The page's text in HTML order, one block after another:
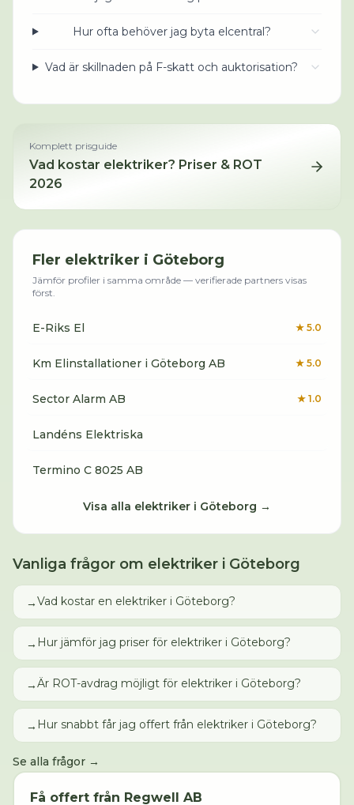
Hur ofta behöver jag byta elcentral?
Vad är skillnaden på F-skatt och auktorisation?
Komplett prisguide
Vad kostar elektriker? Priser & ROT
2026
Fler elektriker i Göteborg
Jämför profiler i samma område — verifierade partners visas
först.
E-Riks El ★ 5.0
Km Elinstallationer i Göteborg AB ★ 5.0
Sector Alarm AB ★ 1.0
Landéns Elektriska
Termino C 8025 AB
Visa alla elektriker i Göteborg →
Vanliga frågor om elektriker i Göteborg
→Vad kostar en elektriker i Göteborg?
→ Hur jämför jag priser för elektriker i Göteborg?
→Är ROT-avdrag möjligt för elektriker i Göteborg?
→ Hur snabbt får jag offert från elektriker i Göteborg?
Se alla frågor →
Få offert från Regwell AB